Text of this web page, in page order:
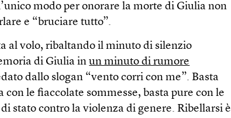
modo per onorare la morte di Giulia non
e “bruciare tutto”.
al volo, ribaltando il minuto di silenzio
di Giulia inun minuto di rumore
dallo slogan “vento corri con me”. Basta
le fiaccolate sommesse, basta pure con le
stato contro la violenza di genere. Ribellarsi è